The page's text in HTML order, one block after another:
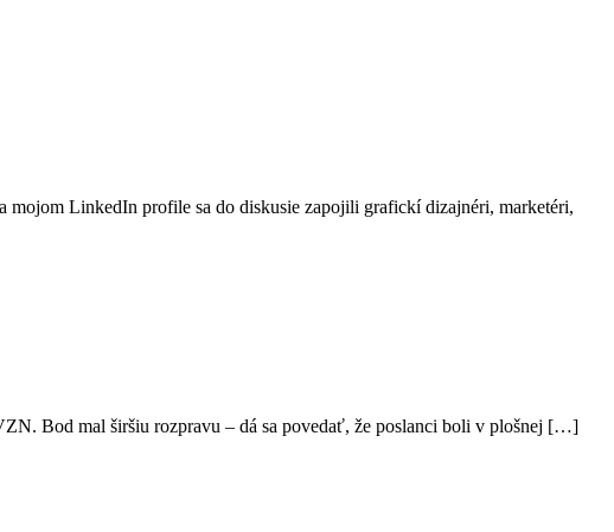
mojom LinkedIn profile sa do diskusie zapojili grafickí dizajnéri, marketéri,
Bod mal širšiu rozpravu – dá sa povedať, že poslanci boli v plošnej […]